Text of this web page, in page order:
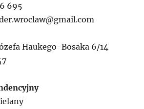
695
Haukego-Bosaka 6/14